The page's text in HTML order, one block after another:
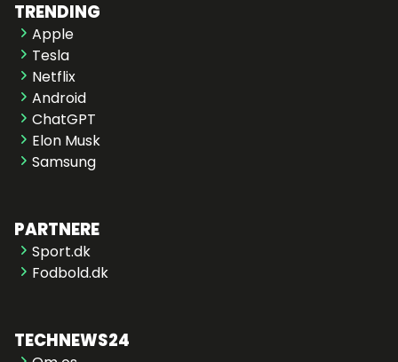
TRENDING
Apple
Tesla
Netflix
Android
ChatGPT
Elon Musk
Samsung
PARTNERE
Sport.dk
Fodbold.dk
TECHNEWS24